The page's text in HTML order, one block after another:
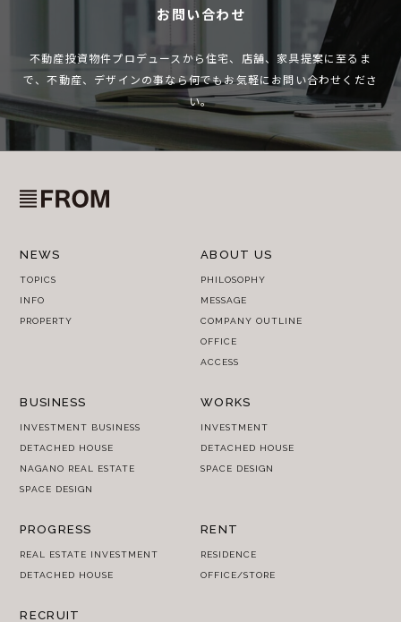
お問い合わせ
不動産投資物件プロデュースから住宅、店舗、家具提案に至るま
で、不動産、デザインの事なら何でもお気軽にお問い合わせくださ
い。
NEWS
TOPICS
INFO
PROPERTY
ABOUT US
PHILOSOPHY
MESSAGE
COMPANY OUTLINE
OFFICE
ACCESS
BUSINESS
INVESTMENT BUSINESS
DETACHED HOUSE
NAGANO REAL ESTATE
SPACE DESIGN
WORKS
INVESTMENT
DETACHED HOUSE
SPACE DESIGN
PROGRESS
REAL ESTATE INVESTMENT
DETACHED HOUSE
RENT
RESIDENCE
OFFICE/STORE
RECRUIT